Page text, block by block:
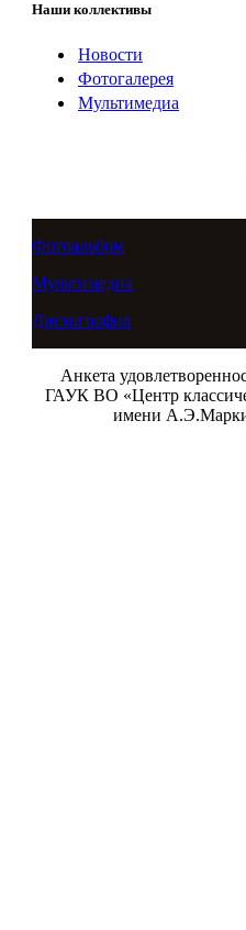
Наши коллективы
Новости
Фотогалерея
Мультимедиа
Фотоальбом
Мультимедиа
Дискография
Анкета
ГАУК ВО «Центр
имени